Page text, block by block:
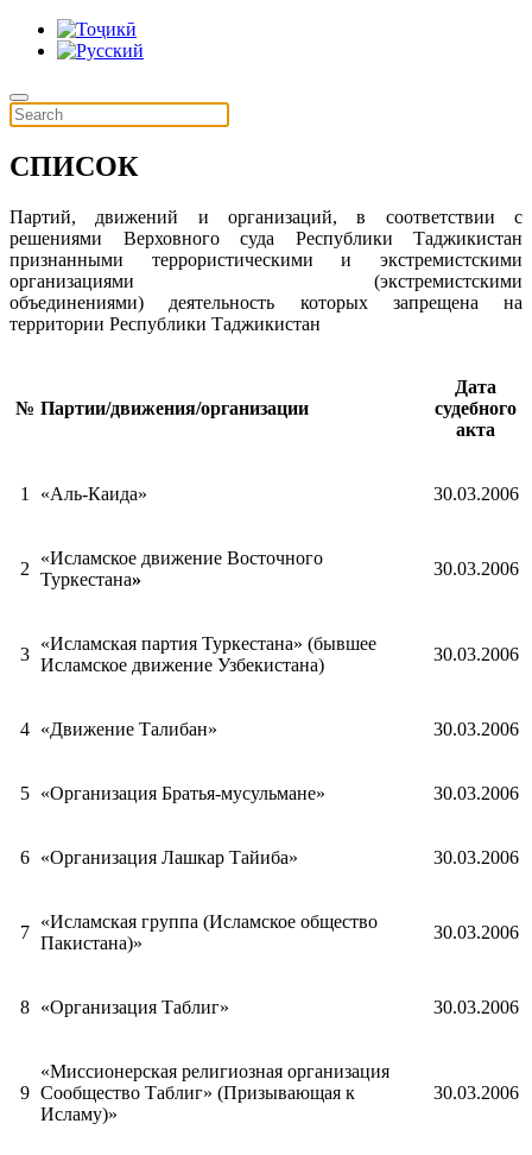
СПИСОК
Партий, движений и организаций, в соответствии с
решениями Верховного суда Республики Таджикистан
признанными террористическими и экстремистскими
организациями (экстремистскими
объединениями) деятельность которых запрещена на
территории Республики Таджикистан
№ Партии/движения/организации
Дата
судебного
акта
1 «Аль-Каида» 30.03.2006
2
«Исламское движение Восточного
Туркестана»
30.03.2006
3
«Исламская партия Туркестана» (бывшее
Исламское движение Узбекистана)
30.03.2006
4 «Движение Талибан» 30.03.2006
5 «Организация Братья-мусульмане» 30.03.2006
6 «Организация Лашкар Тайиба» 30.03.2006
7
«Исламская группа (Исламское общество
Пакистана)»
30.03.2006
8 «Организация Таблиг» 30.03.2006
9
«Миссионерская религиозная организация
Сообщество Таблиг» (Призывающая к
Исламу)»
30.03.2006